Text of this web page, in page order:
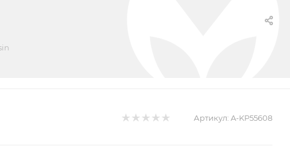
Артикул: A-KP55608